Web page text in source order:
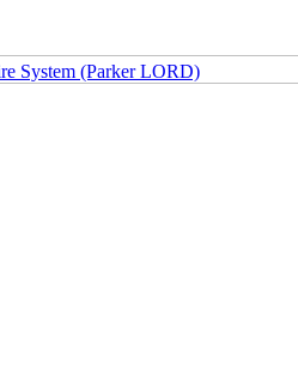
System (Parker LORD)